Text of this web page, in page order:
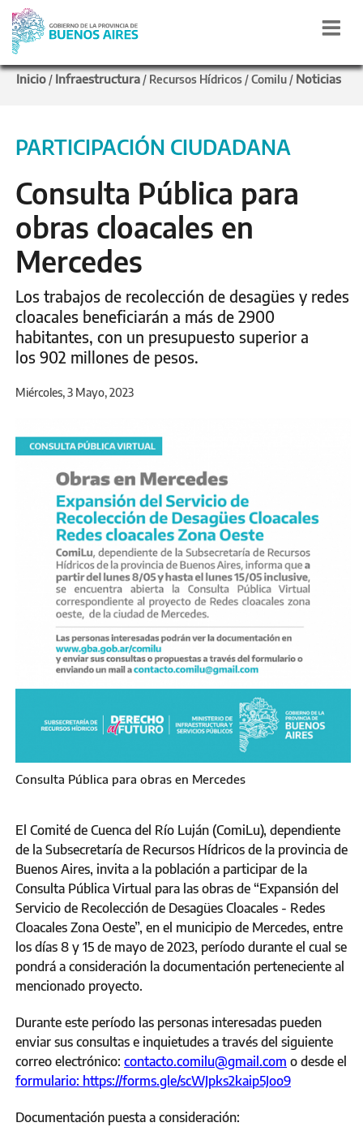
Inicio / Infraestructura / Recursos Hídricos /Comilu / Noticias
PARTICIPACIÓN CIUDADANA
Consulta Pública para
obras cloacales en
Mercedes
Los trabajos de recolección de desagües y redes
cloacales beneficiarán a más de 2900
habitantes, con un presupuesto superior a
los 902 millones de pesos.
Miércoles, 3 Mayo, 2023
Consulta Pública para obras en Mercedes
El Comité de Cuenca del Río Luján (ComiLu), dependiente
de la Subsecretaría de Recursos Hídricos de la provincia de
Buenos Aires, invita a la población a participar de la
Consulta Pública Virtual para las obras de “Expansión del
Servicio de Recolección de Desagües Cloacales - Redes
Cloacales Zona Oeste”, en el municipio de Mercedes, entre
los días 8 y 15 de mayo de 2023, período durante el cual se
pondrá a consideración la documentación perteneciente al
mencionado proyecto.
Durante este período las personas interesadas pueden
enviar sus consultas e inquietudes a través del siguiente
correo electrónico: contacto.comilu@gmail.com o desde el
formulario: https://forms.gle/scWJpks2kaip5Joo9
Documentación puesta a consideración: